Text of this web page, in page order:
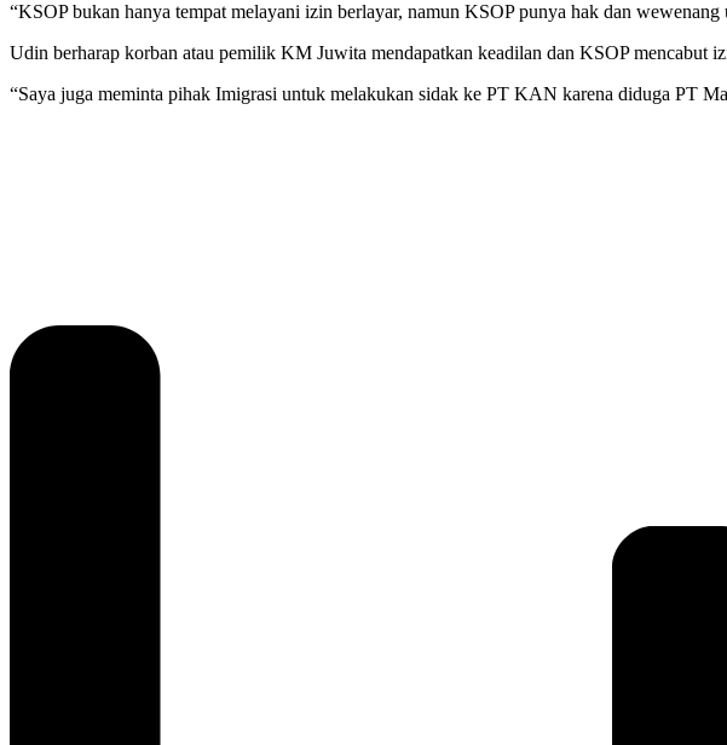
“KSOP bukan hanya tempat melayani izin berlayar, namun KSOP punya hak dan
Udin berharap korban atau pemilik KM Juwita mendapatkan keadilan dan KSOP mencabut
“Saya juga meminta pihak Imigrasi untuk melakukan sidak ke PT KAN karena diduga PT